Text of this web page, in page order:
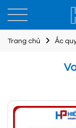
Trang chủ Ắc